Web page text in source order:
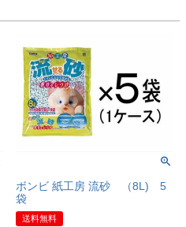
ボンビ 紙工房 流砂 （8L) 5
袋
送料無料